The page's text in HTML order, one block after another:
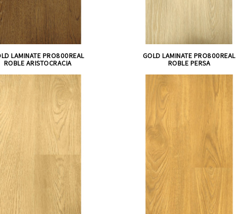
LAMINATE PRO800REAL
ROBLE ARISTOCRACIA
GOLD LAMINATE PRO800REAL
ROBLE PERSA